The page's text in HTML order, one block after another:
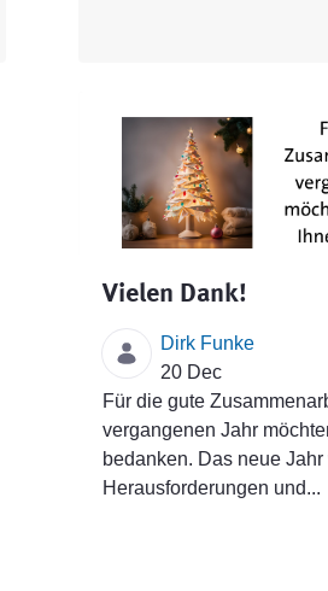
Vielen Dank!
Dirk Funke
20 Dec
Für die gute
vergangenen Jahr
bedanken. Das neue
Herausforderungen und...